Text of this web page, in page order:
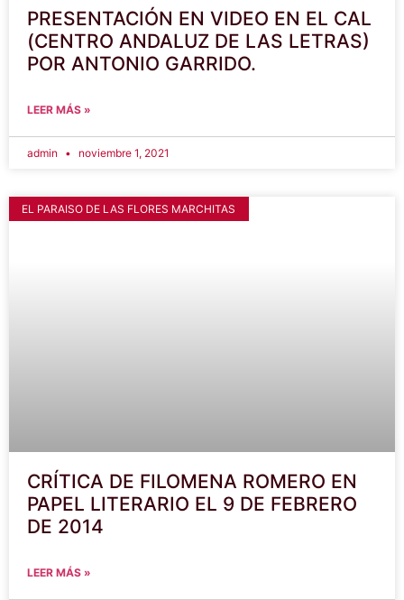
PRESENTACIÓN EN VIDEO EN EL CAL
(CENTRO ANDALUZ DE LAS LETRAS)
POR ANTONIO GARRIDO.
LEER MÁS »
admin noviembre 1, 2021
EL PARAISO DE LAS FLORES MARCHITAS
CRÍTICA DE FILOMENA ROMERO EN
PAPEL LITERARIO EL 9 DE FEBRERO
DE 2014
LEER MÁS »